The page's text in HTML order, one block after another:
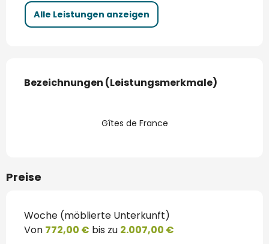
Alle Leistungen anzeigen
Bezeichnungen (Leistungsmerkmale)
Bezeichnungen (Leistungsmerkmale)
Gîtes de France
Preise
Woche (möblierte Unterkunft)
Von 772,00 € bis zu 2.007,00 €